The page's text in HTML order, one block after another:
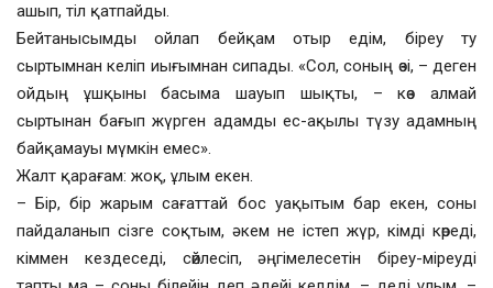
ашып, тіл қатпайды.
Бейтанысымды ойлап бейқам отыр едім, біреу ту
сыртымнан келіп иығымнан сипады. «Сол, соның өзі, – деген
ойдың ұшқыны басыма шауып шықты, – көз алмай
сыртынан бағып жүрген адамды ес-ақылы түзу адамның
байқамауы мүмкін емес».
Жалт қарағам: жоқ, ұлым екен.
– Бір, бір жарым сағаттай бос уақытым бар екен, соны
пайдаланып сізге соқтым, әкем не істеп жүр, кімді көреді,
кіммен кездеседі, сөйлесіп, әңгімелесетін біреу-міреуді